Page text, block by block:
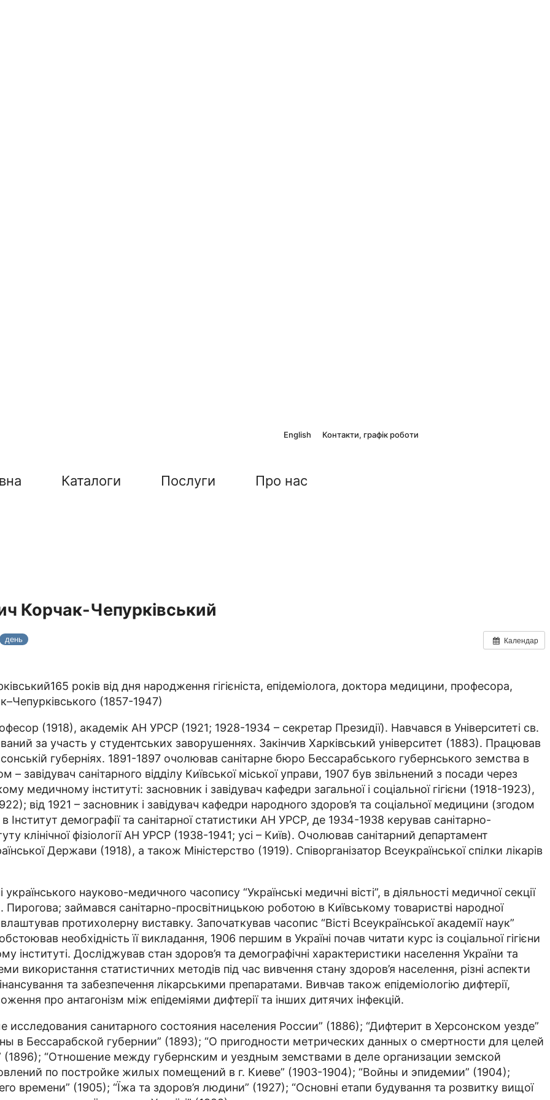
English Контакти, графік роботи
Каталоги Послуги Про нас
Корчак-Чепурківський
Календар
день
165 років від дня народження гігієніста, епідеміолога, доктора медицини, професора,
(1857-1947)
(1918), академік АН УРСР (1921; 1928-1934 – секретар Президії). Навчався в Університеті св.
за участь у студентських заворушеннях. Закінчив Харківський університет (1883). Працював
губерніях. 1891-1897 очолював санітарне бюро Бессарабського губернського земства в
завідувач санітарного відділу Київської міської управи, 1907 був звільнений з посади через
медичному інституті: засновник і завідувач кафедри загальної і соціальної гігієни (1918-1923),
від 1921 – засновник і завідувач кафедри народного здоров’я та соціальної медицини (згодом
в Інститут демографії та санітарної статистики АН УРСР, де 1934-1938 керував санітарно-
клінічної фізіології АН УРСР (1938-1941; усі – Київ). Очолював санітарний департамент
Держави (1918), а також Міністерство (1919). Співорганізатор Всеукраїнської спілки лікарів
науково-медичного часопису “Українські медичні вісті”, в діяльності медичної секції
Пирогова; займався санітарно-просвітницькою роботою в Київському товаристві народної
протихолерну виставку. Започаткував часопис “Вісті Всеукраїнської академії наук”
необхідність її викладання, 1906 першим в Україні почав читати курс із соціальної гігієни
інституті. Досліджував стан здоров’я та демографічні характеристики населення України та
використання ста­­тистичних методів під час вивчення стану здоров’я населення, різні аспекти
та забезпечення лікарськими препаратами. Вивчав також епідеміоло­­гію дифтерії,
про антагонізм між епідеміями дифтерії та інших дитячих інфекцій.
исследования санитарного состояния населения России” (1886); “Дифтерит в Херсонском уезде”
в Бессарабской губернии” (1893); “О пригодности метрических дан­­ных о смертности для целей
(1896); “Отношение между губернским и уездным земствами в деле организации земской
по постройке жилых помещений в г. Киеве” (1903-1904); “Войны и эпи­­де­­мии” (1904);
(1905); “Їжа та здоров’я людини” (1927); “Основні етапи будування та розвитку вищої